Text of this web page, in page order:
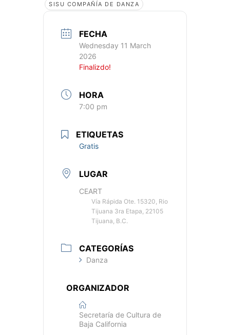
SISU COMPAÑÍA DE DANZA
FECHA
Wednesday 11 March
2026
Finalizdo!
HORA
7:00 pm
ETIQUETAS
Gratis
LUGAR
CEART
Vía Rápida Ote. 15320, Rio
Tijuana 3ra Etapa, 22105
Tijuana, B.C.
CATEGORÍAS
Danza
ORGANIZADOR
Secretaría de Cultura de
Baja California